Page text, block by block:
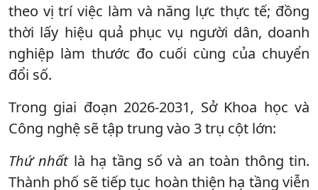
theo vị trí việc làm và năng lực thực tế; đồng
thời lấy hiệu quả phục vụ người dân, doanh
nghiệp làm thước đo cuối cùng của chuyển
đổi số.
Trong giai đoạn 2026-2031, Sở Khoa học và
Công nghệ sẽ tập trung vào 3 trụ cột lớn:
Thứ nhất là hạ tầng số và an toàn thông tin.
Thành phố sẽ tiếp tục hoàn thiện hạ tầng viễn